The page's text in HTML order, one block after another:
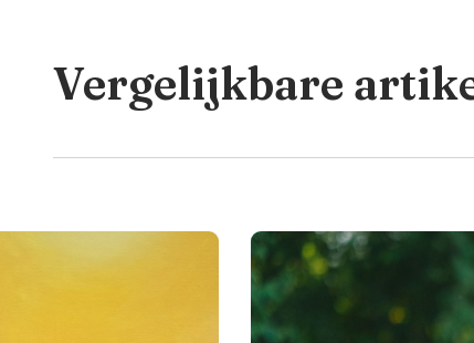
Vergelijkbare